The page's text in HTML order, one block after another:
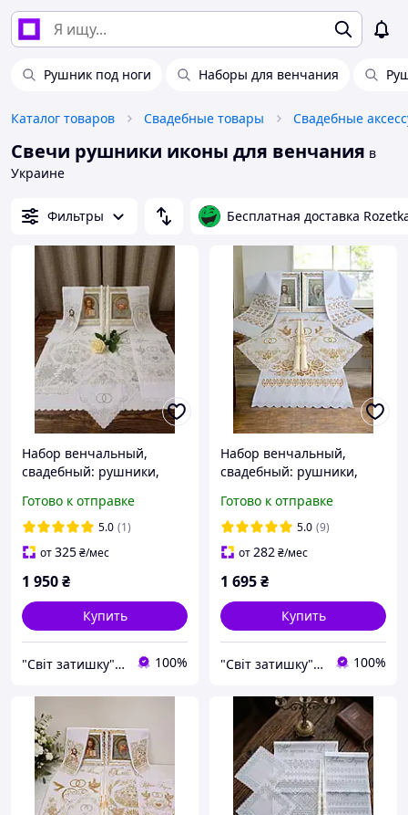
Рушник под ноги Наборы для венчания
Каталог товаров Свадебные товары Свадебные
Свечи рушники иконы для венчания в
Украине
Фильтры Бесплатная доставка
Набор венчальный,
свадебный: рушники,
Готово к отправке
5.0 (1)
от325₴/мес
1 950₴
Купить
"Світ затишку" интернет-магазин текстиля и швейной фурнитуры 100%
Набор венчальный,
свадебный: рушники,
Готово к отправке
5.0 (9)
от282₴/мес
1 695₴
Купить
"Світ затишку" интернет-магазин текстиля и швейной фурнитуры 100%